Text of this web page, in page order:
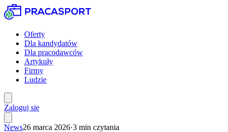
Oferty
Dla kandydatów
Dla pracodawców
Artykuły
Firmy
Ludzie
Zaloguj się
News26 marca 2026·3 min czytania